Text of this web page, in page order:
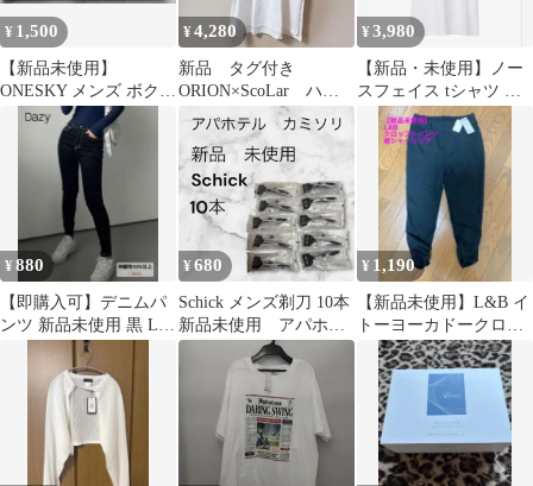
¥ 1,500
【新品未使用】
ONESKY メンズ ボクサ
ー 4枚セット Mサイズ
¥4,280
新品 タグ付き
ORION×ScoLar ハン
ズアップチュニック
オフホワイト
¥3,980
【新品・未使用】ノー
スフェイス tシャツ シ
ョートスリーブエアリ
ーポケット
¥880
【即購入可】デニムパ
ンツ 新品未使用 黒 Lサ
イズ 匿名配送
¥680
Schick メンズ剃刀 10本
新品未使用 アパホテ
ル
¥ 1,190
【新品未使用】L&B イ
トーヨーカドークロッ
プトパンツ 黒色 Sサイ
ズ タグ付き